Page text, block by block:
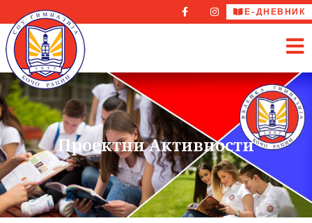
Е-ДНЕВНИК
Проектни Активности